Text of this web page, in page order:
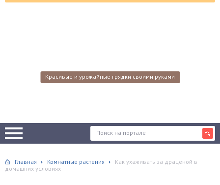
Красивые и урожайные грядки своими руками
Главная Комнатные растения
Как ухаживать за драценой в
домашних условиях